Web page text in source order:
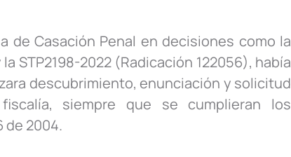
de Casación Penal en decisiones como la
STP2198-2022 (Radicación 122056), había
descubrimiento, enunciación y solicitud
siempre que se cumplieran los
de 2004.